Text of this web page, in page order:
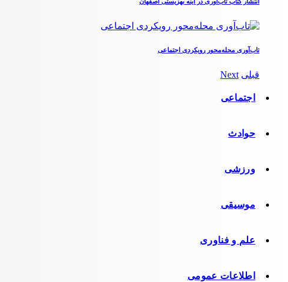
تاب‌آوری محله‌محور رویکردی اجتماعی
قبلی Next
اجتماعی
حوادث
ورزشی
موسیقی
علم و فناوری
اطلاعات عمومی